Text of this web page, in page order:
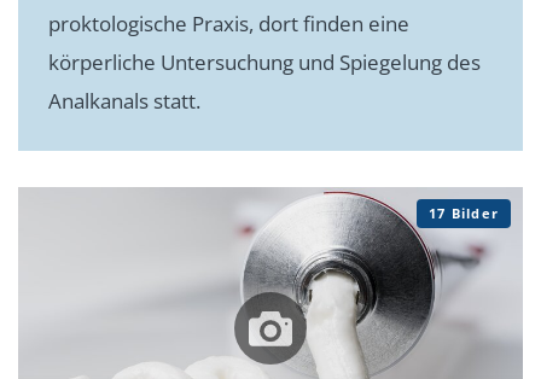
proktologische Praxis, dort finden eine
körperliche Untersuchung und Spiegelung des
Analkanals statt.
17 Bilder